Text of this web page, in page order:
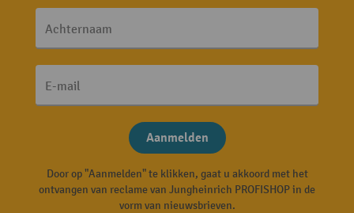
Achternaam
E-mail
Aanmelden
Door op "Aanmelden" te klikken, gaat u akkoord met het
ontvangen van reclame van Jungheinrich PROFISHOP in de
vorm van nieuwsbrieven.